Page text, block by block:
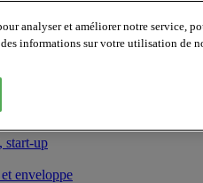
start-up
enveloppe
analyser et améliorer notre service,
informations sur votre utilisation de